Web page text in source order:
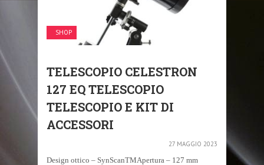
SHOP
TELESCOPIO CELESTRON
127 EQ TELESCOPIO
TELESCOPIO E KIT DI
ACCESSORI
27 MAGGIO 2023
Design ottico – SynScanTMApertura – 127 mm